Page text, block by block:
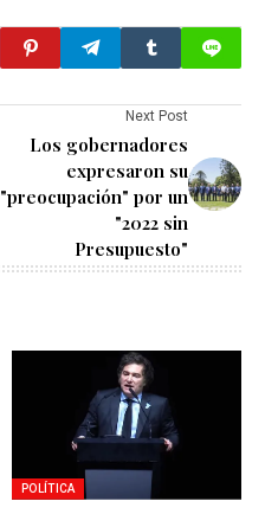
Next Post
Los gobernadores
expresaron su
"preocupación" por un
"2022 sin
Presupuesto"
POLÍTICA